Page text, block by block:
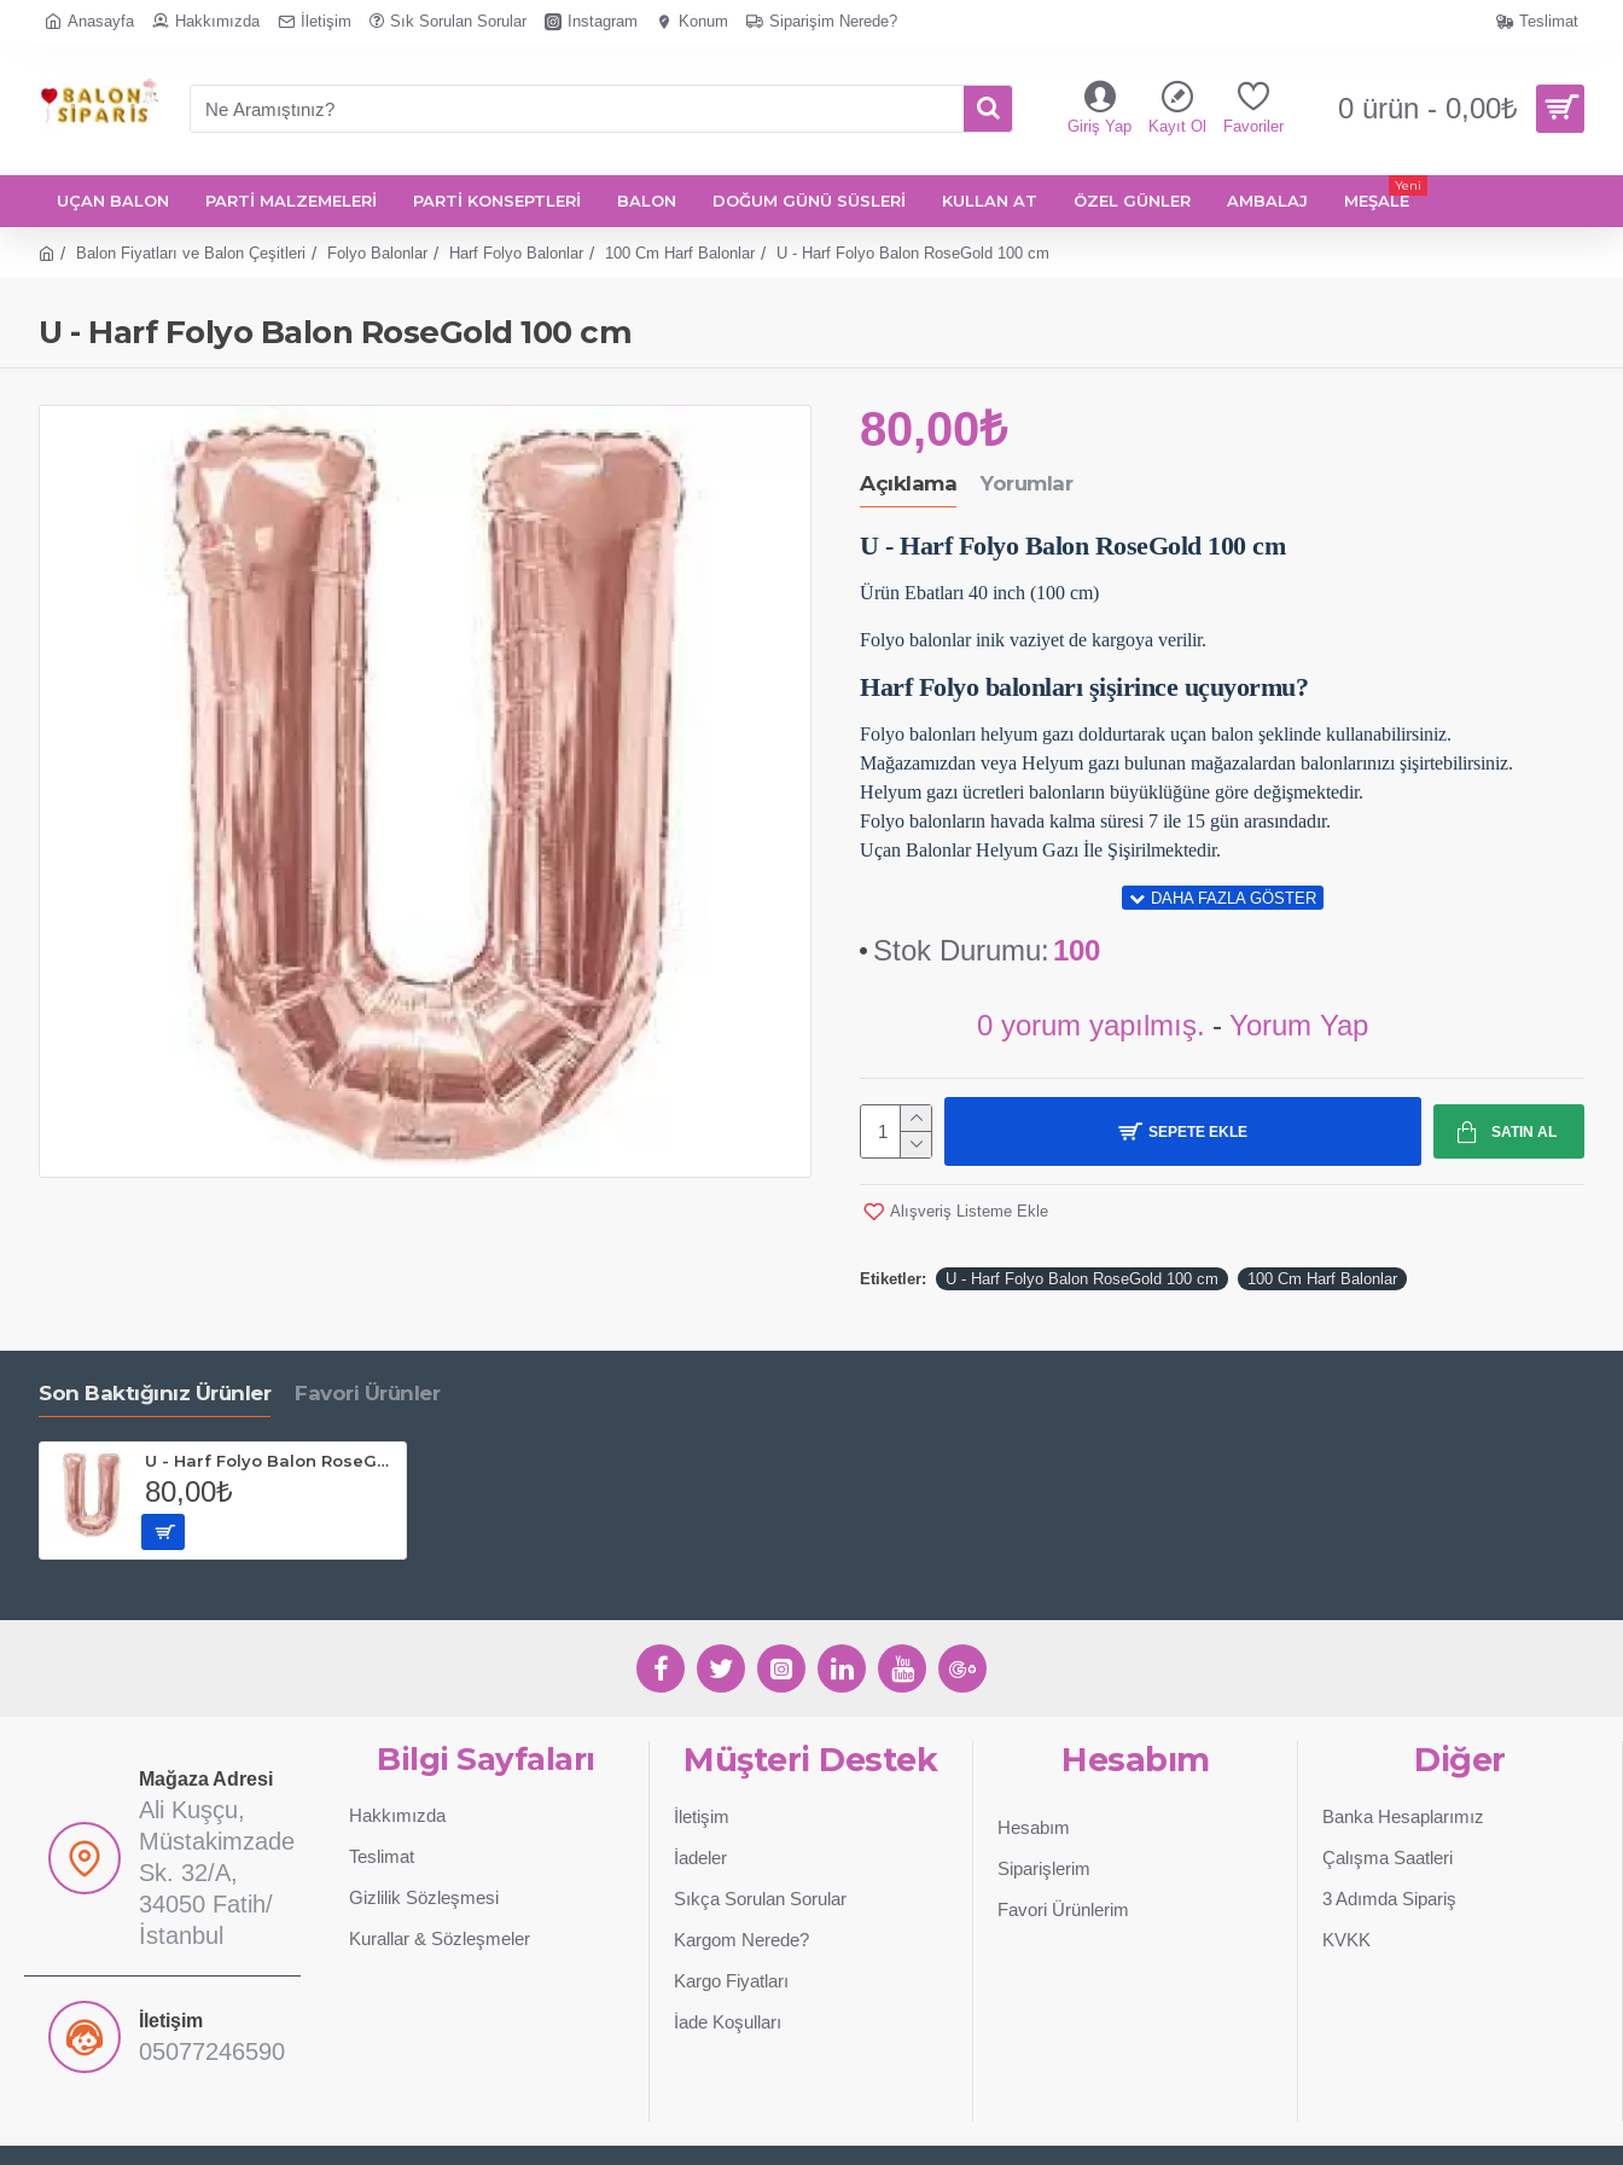
Anasayfa Hakkımızda İletişim Sık Sorulan Sorular Instagram Konum Siparişim Nerede? Teslimat
Giriş Yap Kayıt Ol Favoriler
0 ürün - 0,00₺
UÇAN BALON PARTİ MALZEMELERİ PARTİ KONSEPTLERİ BALON DOĞUM GÜNÜ SÜSLERİ KULLAN AT ÖZEL GÜNLER AMBALAJ MEŞALE
Yeni
Balon Fiyatları ve Balon Çeşitleri Folyo Balonlar Harf Folyo Balonlar 100 Cm Harf Balonlar U - Harf Folyo Balon RoseGold 100 cm
U - Harf Folyo Balon RoseGold 100 cm
Açıklama Yorumlar
U - Harf Folyo Balon RoseGold 100 cm
Ürün Ebatları 40 inch (100 cm)
Folyo balonlar inik vaziyet de kargoya verilir.
Harf Folyo balonları şişirince uçuyormu?
Folyo balonları helyum gazı doldurtarak uçan balon şeklinde kullanabilirsiniz.
Mağazamızdan veya Helyum gazı bulunan mağazalardan balonlarınızı şişirtebilirsiniz.
Helyum gazı ücretleri balonların büyüklüğüne göre değişmektedir.
Folyo balonların havada kalma süresi 7 ile 15 gün arasındadır.
Uçan Balonlar Helyum Gazı İle Şişirilmektedir.
Stok Durumu: 100
0 yorum yapılmış. - Yorum Yap
80,00₺
SEPETE EKLE SATIN AL
Alışveriş Listeme Ekle
Etiketler: U - Harf Folyo Balon RoseGold 100 cm 100 Cm Harf Balonlar
Son Baktığınız Ürünler Favori Ürünler
U - Harf Folyo Balon RoseGold 100 cm
80,00₺
Mağaza Adresi
Ali Kuşçu,
Müstakimzade
Sk. 32/A,
34050 Fatih/
İstanbul
İletişim
05077246590
Bilgi Sayfaları
Hakkımızda
Teslimat
Gizlilik Sözleşmesi
Kurallar & Sözleşmeler
Müşteri Destek
İletişim
İadeler
Sıkça Sorulan Sorular
Kargom Nerede?
Kargo Fiyatları
İade Koşulları
Hesabım
Hesabım
Siparişlerim
Favori Ürünlerim
Diğer
Banka Hesaplarımız
Çalışma Saatleri
3 Adımda Sipariş
KVKK